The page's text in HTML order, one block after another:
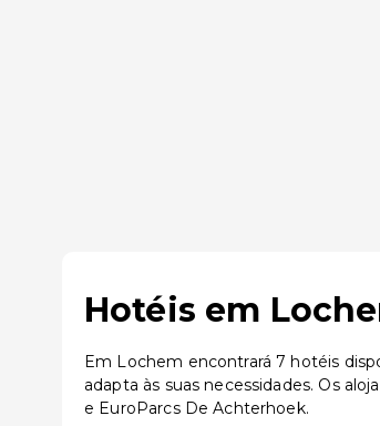
Hotéis em
Em Lochem encontrará 7 hotéis
adapta às suas necessidades. Os
e EuroParcs De Achterhoek.